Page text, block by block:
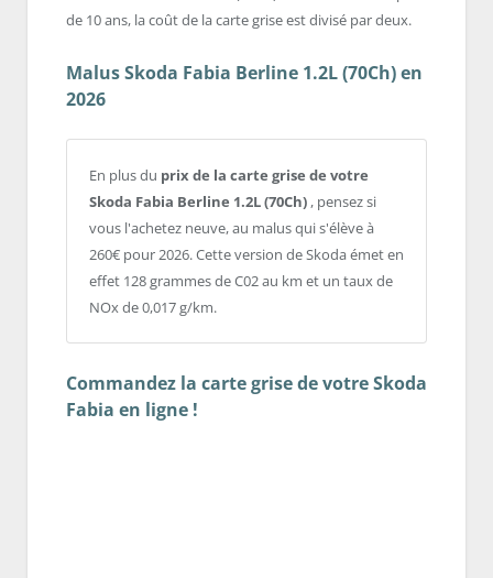
de 10 ans, la coût de la carte grise est divisé par deux.
Malus Skoda Fabia Berline 1.2L (70Ch) en
2026
En plus du prix de la carte grise de votre
Skoda Fabia Berline 1.2L (70Ch) , pensez si
vous l'achetez neuve, au malus qui s'élève à
260€ pour 2026. Cette version de Skoda émet en
effet 128 grammes de C02 au km et un taux de
NOx de 0,017 g/km.
Commandez la carte grise de votre Skoda
Fabia en ligne !